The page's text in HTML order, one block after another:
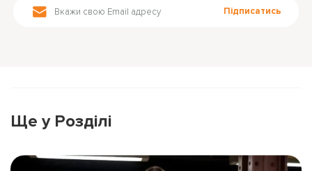
Підписатись
Ще у Розділі